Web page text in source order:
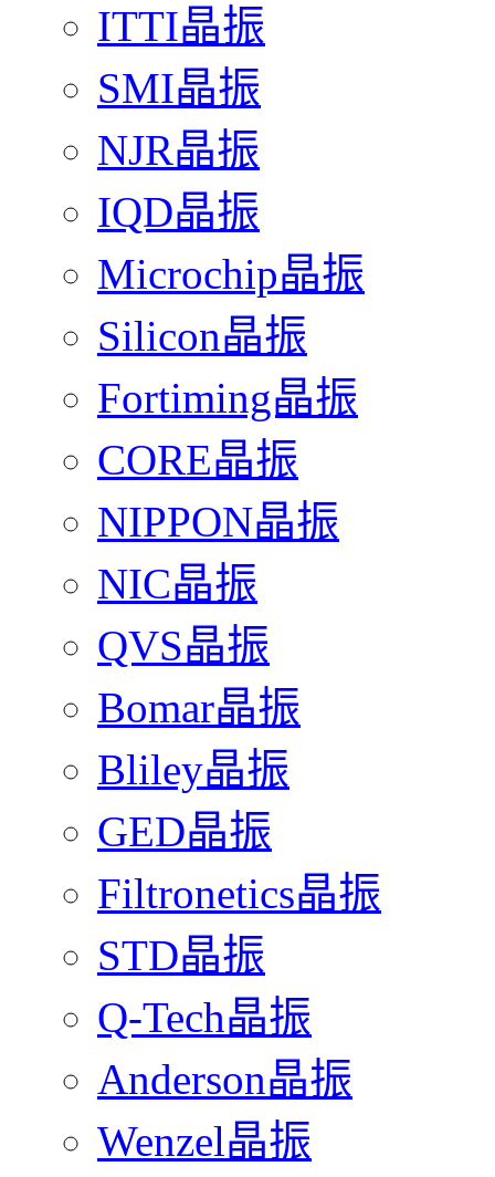
ITTI晶振
SMI晶振
NJR晶振
IQD晶振
Microchip晶振
Silicon晶振
Fortiming晶振
CORE晶振
NIPPON晶振
NIC晶振
QVS晶振
Bomar晶振
Bliley晶振
GED晶振
Filtronetics晶振
STD晶振
Q-Tech晶振
Anderson晶振
Wenzel晶振